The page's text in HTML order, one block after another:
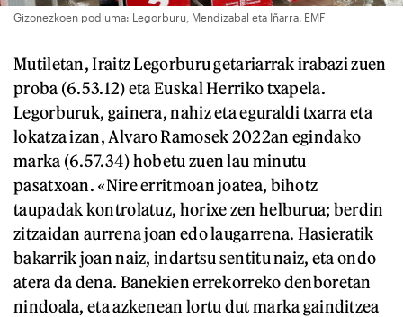
Gizonezkoen podiuma: Legorburu, Mendizabal eta Iñarra. EMF
Mutiletan, Iraitz Legorburu getariarrak irabazi zuen
proba (6.53.12) eta Euskal Herriko txapela.
Legorburuk, gainera, nahiz eta eguraldi txarra eta
lokatza izan, Alvaro Ramosek 2022an egindako
marka (6.57.34) hobetu zuen lau minutu
pasatxoan. «Nire erritmoan joatea, bihotz
taupadak kontrolatuz, horixe zen helburua; berdin
zitzaidan aurrena joan edo laugarrena. Hasieratik
bakarrik joan naiz, indartsu sentitu naiz, eta ondo
atera da dena. Banekien errekorreko denboretan
nindoala, eta azkenean lortu dut marka gainditzea